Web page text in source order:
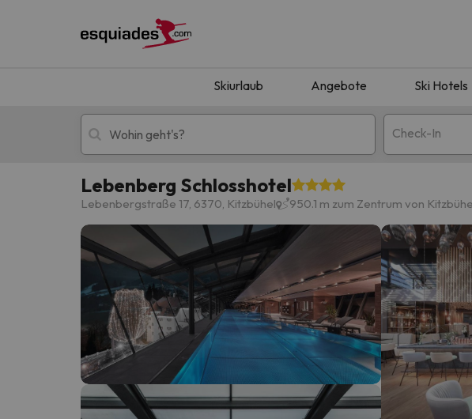
Skiurlaub Angebote Ski Hotels
Check-In
Skiurlaub Berghotels
Oops, wir haben keine Ergebnisse gefunden, die Ihrer Suche
Es sieht so aus, als hätte sich unser Sucher verirrt. Sobald er seinen
Lebenberg Schlosshotel
Lebenbergstraße 17, 6370, Kitzbühel 950.1 m zum Zentrum von